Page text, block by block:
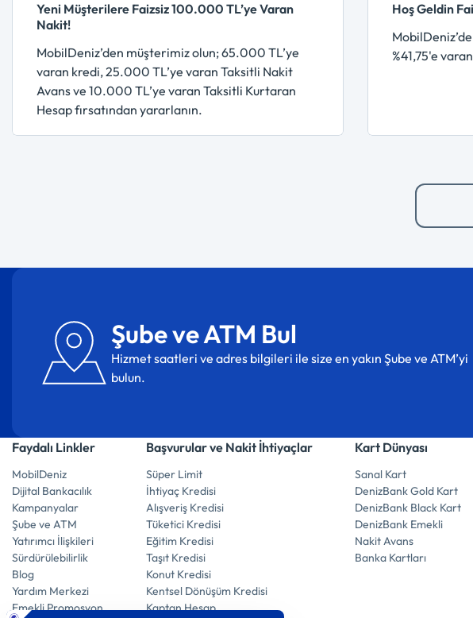
Yeni Müşterilere Faizsiz 100.000 TL’ye Varan
Nakit!
MobilDeniz’den müşterimiz olun; 65.000 TL’ye
varan kredi, 25.000 TL’ye varan Taksitli Nakit
Avans ve 10.000 TL’ye varan Taksitli Kurtaran
Hesap fırsatından yararlanın.
Hoş Geldin
%41,75'e
Şube ve ATM Bul
Hizmet saatleri ve adres bilgileri ile size en yakın Şube ve ATM’yi
bulun.
Faydalı Linkler
MobilDeniz
Dijital Bankacılık
Kampanyalar
Şube ve ATM
Yatırımcı İlişkileri
Sürdürülebilirlik
Blog
Yardım Merkezi
Emekli Promosyon
Başvurular ve Nakit İhtiyaçlar
Süper Limit
İhtiyaç Kredisi
Alışveriş Kredisi
Tüketici Kredisi
Eğitim Kredisi
Taşıt Kredisi
Konut Kredisi
Kentsel Dönüşüm Kredisi
Kaptan Hesap
Kart Dünyası
Sanal Kart
DenizBank Gold Kart
DenizBank Black Kart
DenizBank Emekli
Nakit Avans
Banka Kartları